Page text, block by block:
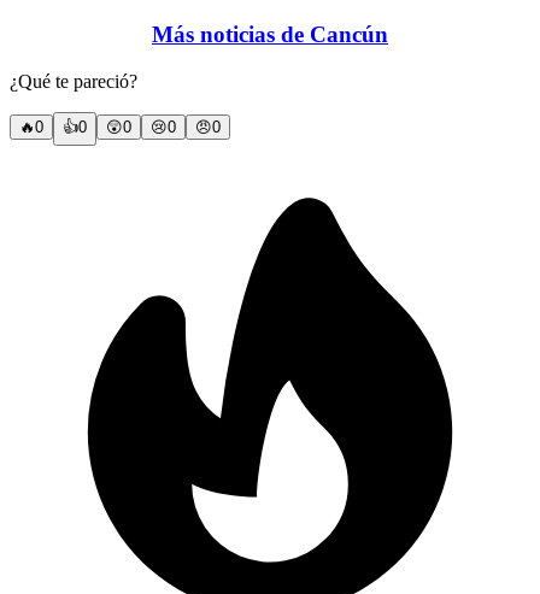
Más noticias de Cancún
¿Qué te pareció?
🔥0 👍0 😲0 😢0 😠0